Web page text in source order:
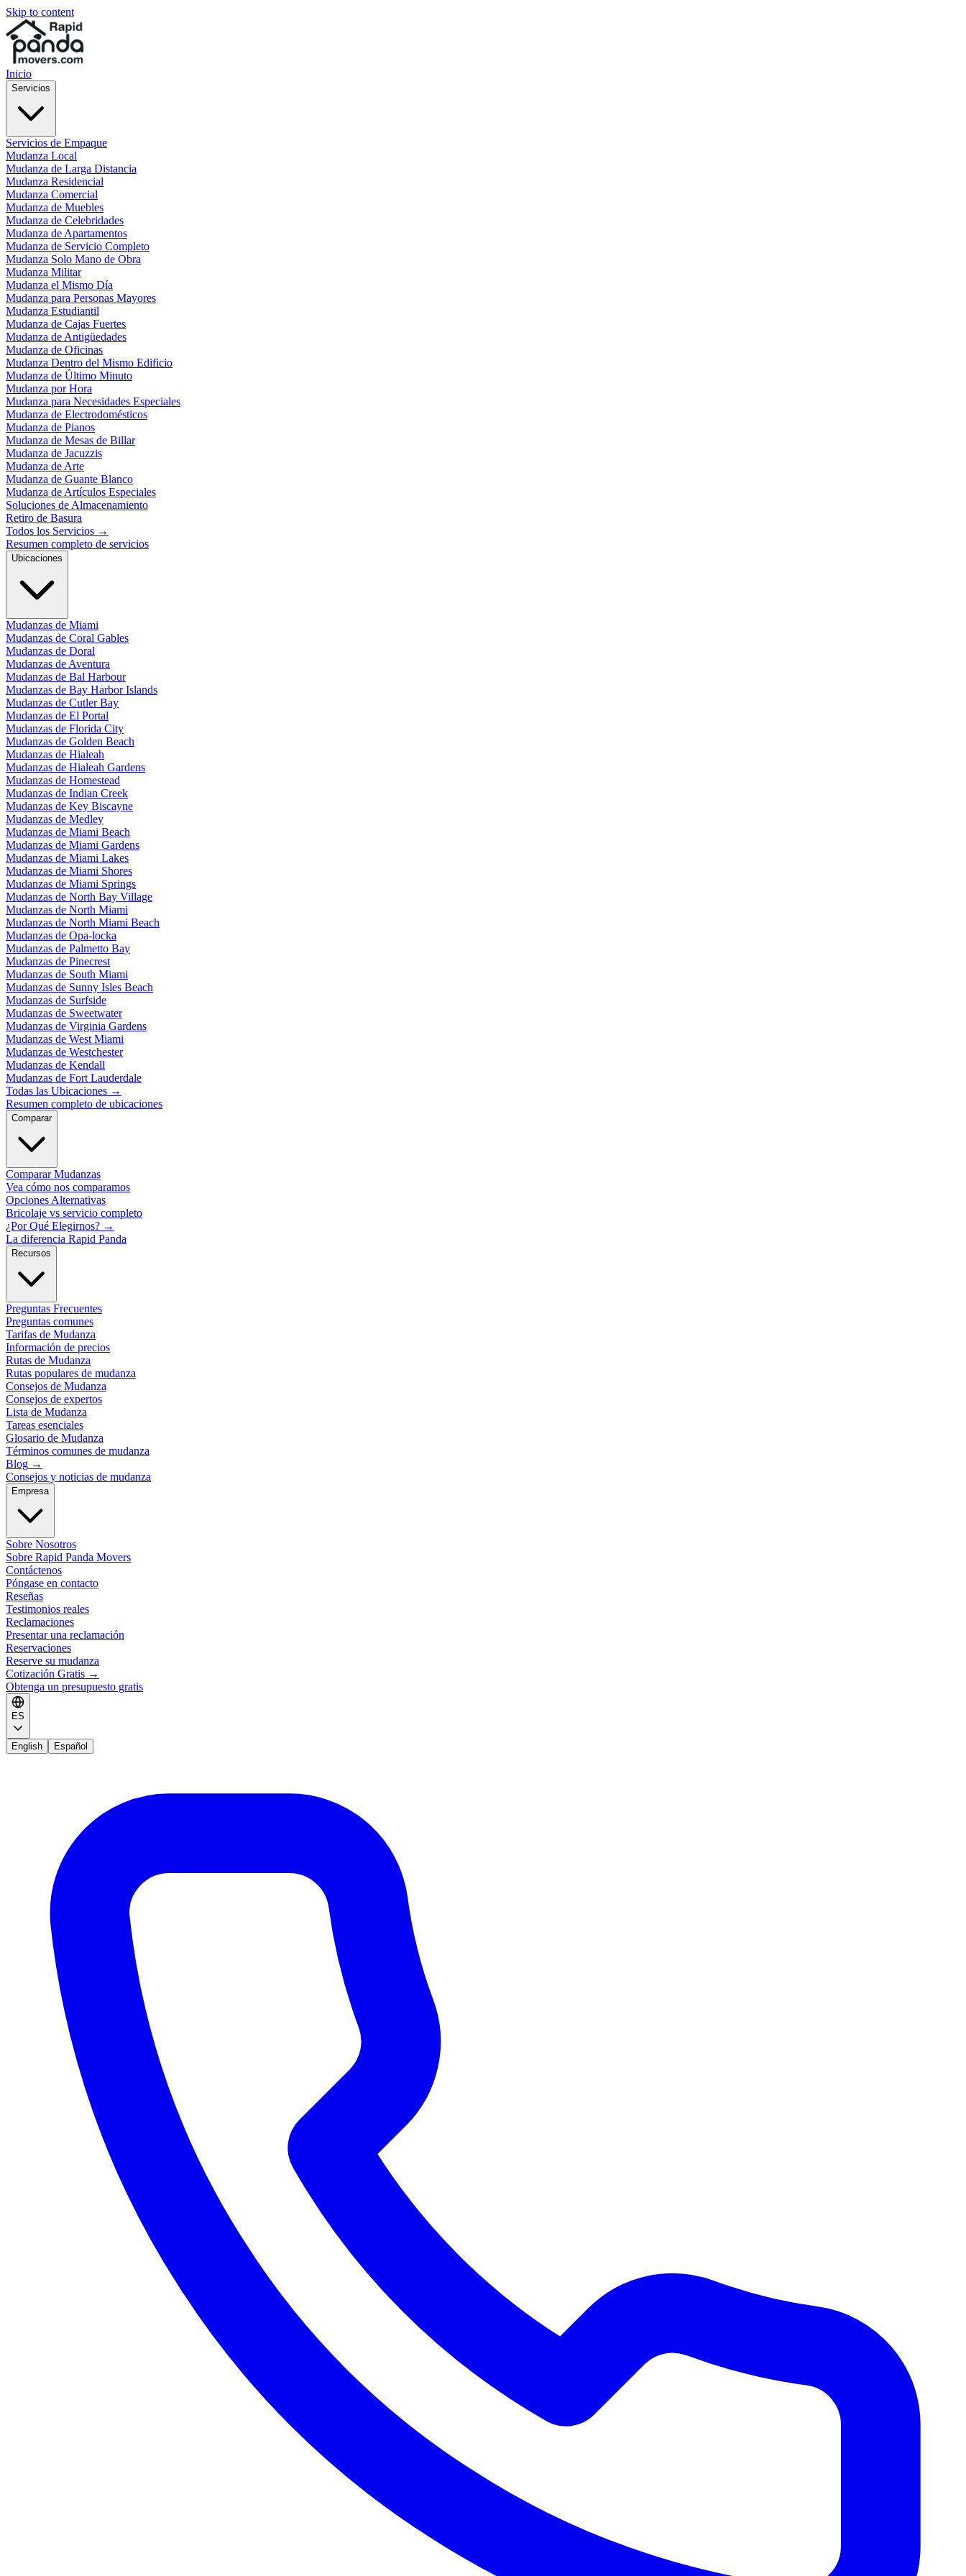
Skip to content
Inicio
Servicios
Servicios de Empaque
Mudanza Local
Mudanza de Larga Distancia
Mudanza Residencial
Mudanza Comercial
Mudanza de Muebles
Mudanza de Celebridades
Mudanza de Apartamentos
Mudanza de Servicio Completo
Mudanza Solo Mano de Obra
Mudanza Militar
Mudanza el Mismo Día
Mudanza para Personas Mayores
Mudanza Estudiantil
Mudanza de Cajas Fuertes
Mudanza de Antigüedades
Mudanza de Oficinas
Mudanza Dentro del Mismo Edificio
Mudanza de Último Minuto
Mudanza por Hora
Mudanza para Necesidades Especiales
Mudanza de Electrodomésticos
Mudanza de Pianos
Mudanza de Mesas de Billar
Mudanza de Jacuzzis
Mudanza de Arte
Mudanza de Guante Blanco
Mudanza de Artículos Especiales
Soluciones de Almacenamiento
Retiro de Basura
Todos los Servicios →
Resumen completo de servicios
Ubicaciones
Mudanzas de Miami
Mudanzas de Coral Gables
Mudanzas de Doral
Mudanzas de Aventura
Mudanzas de Bal Harbour
Mudanzas de Bay Harbor Islands
Mudanzas de Cutler Bay
Mudanzas de El Portal
Mudanzas de Florida City
Mudanzas de Golden Beach
Mudanzas de Hialeah
Mudanzas de Hialeah Gardens
Mudanzas de Homestead
Mudanzas de Indian Creek
Mudanzas de Key Biscayne
Mudanzas de Medley
Mudanzas de Miami Beach
Mudanzas de Miami Gardens
Mudanzas de Miami Lakes
Mudanzas de Miami Shores
Mudanzas de Miami Springs
Mudanzas de North Bay Village
Mudanzas de North Miami
Mudanzas de North Miami Beach
Mudanzas de Opa-locka
Mudanzas de Palmetto Bay
Mudanzas de Pinecrest
Mudanzas de South Miami
Mudanzas de Sunny Isles Beach
Mudanzas de Surfside
Mudanzas de Sweetwater
Mudanzas de Virginia Gardens
Mudanzas de West Miami
Mudanzas de Westchester
Mudanzas de Kendall
Mudanzas de Fort Lauderdale
Todas las Ubicaciones →
Resumen completo de ubicaciones
Comparar
Comparar Mudanzas
Vea cómo nos comparamos
Opciones Alternativas
Bricolaje vs servicio completo
¿Por Qué Elegirnos? →
La diferencia Rapid Panda
Recursos
Preguntas Frecuentes
Preguntas comunes
Tarifas de Mudanza
Información de precios
Rutas de Mudanza
Rutas populares de mudanza
Consejos de Mudanza
Consejos de expertos
Lista de Mudanza
Tareas esenciales
Glosario de Mudanza
Términos comunes de mudanza
Blog →
Consejos y noticias de mudanza
Empresa
Sobre Nosotros
Sobre Rapid Panda Movers
Contáctenos
Póngase en contacto
Reseñas
Testimonios reales
Reclamaciones
Presentar una reclamación
Reservaciones
Reserve su mudanza
Cotización Gratis →
Obtenga un presupuesto gratis
ES
English Español